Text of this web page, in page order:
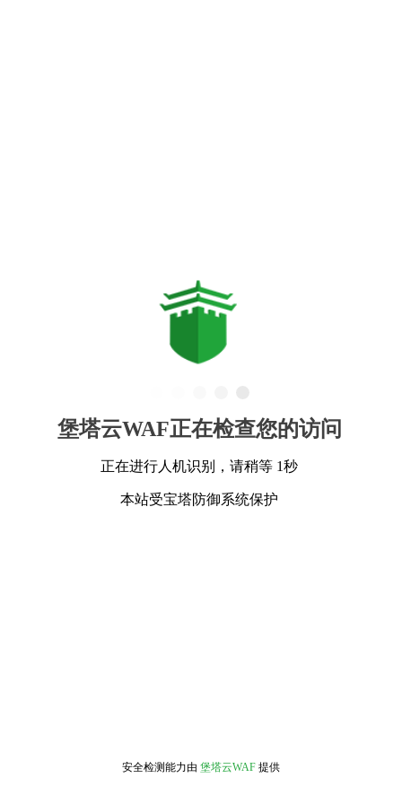
堡塔云WAF正在检查您的访问
正在进行人机识别，请稍等 1秒
本站受宝塔防御系统保护
安全检测能力由 堡塔云WAF 提供